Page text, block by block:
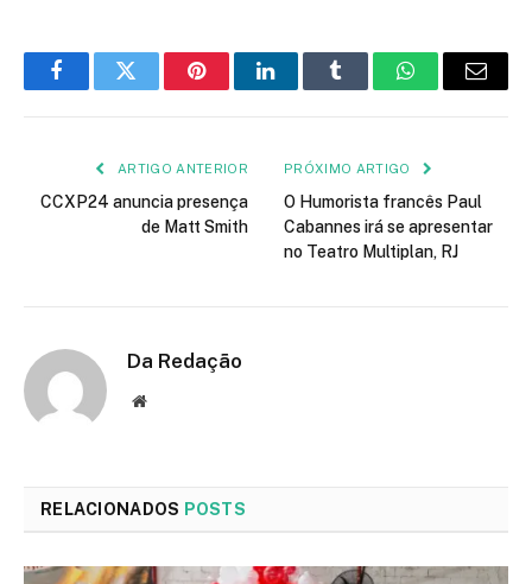
FacebookTwitter PinterestLinkedInTumblr WhatsApp
E-
ARTIGO ANTERIOR
CCXP24 anuncia presença
de Matt Smith
PRÓXIMO ARTIGO
O Humorista francês Paul
Cabannes irá se apresentar
no Teatro Multiplan, RJ
Da Redação
Site
RELACIONADOS POSTS